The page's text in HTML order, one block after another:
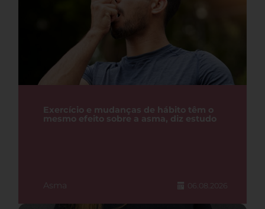
Exercício e mudanças de hábito têm o
mesmo efeito sobre a asma, diz estudo
Asma 06.08.2026